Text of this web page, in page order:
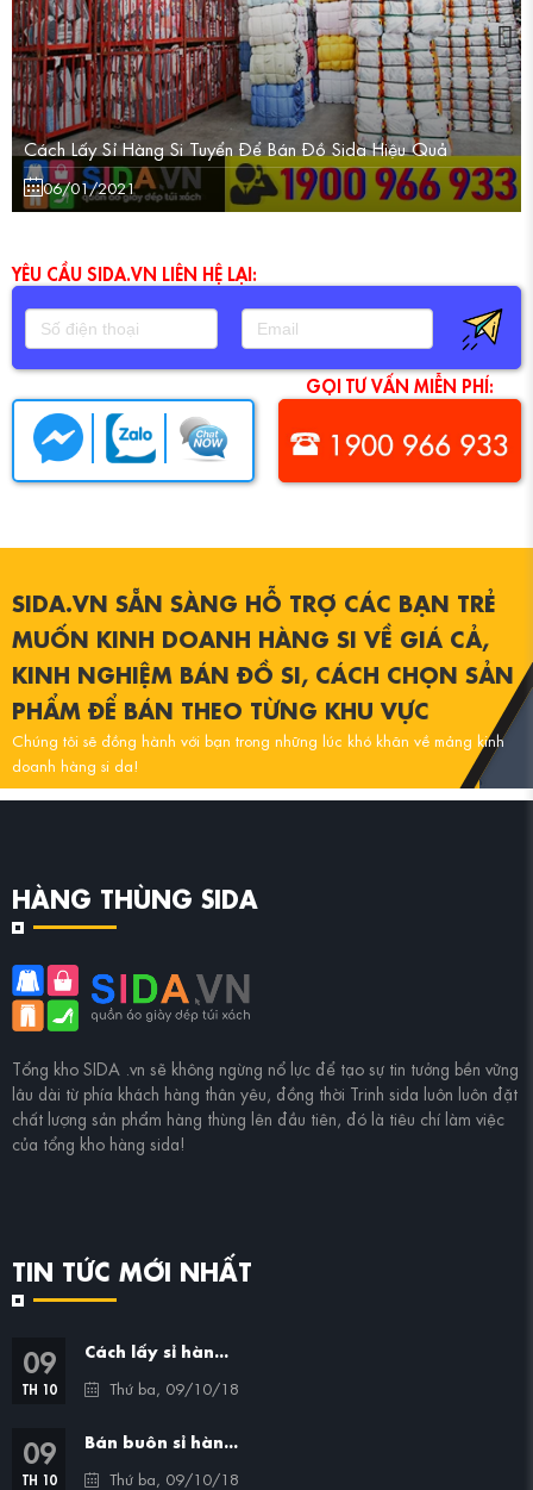
Cách Lấy Sỉ Hàng Si Tuyển Để Bán Đồ Sida Hiệu Quả
06/01/2021
SIDA.VN SẴN SÀNG HỖ TRỢ CÁC BẠN TRẺ
MUỐN KINH DOANH HÀNG SI VỀ GIÁ CẢ,
KINH NGHIỆM BÁN ĐỒ SI, CÁCH CHỌN SẢN
PHẨM ĐỂ BÁN THEO TỪNG KHU VỰC
Chúng tôi sẽ đồng hành với bạn trong những lúc khó khăn về mảng kinh
doanh hàng si da!
LIÊN HỆ CHÚNG TÔI
HÀNG THÙNG SIDA
Tổng kho SIDA .vn sẽ không ngừng nổ lực để tạo sự tin tưởng bền vững
lâu dài từ phía khách hàng thân yêu, đồng thời Trinh sida luôn luôn đặt
chất lượng sản phẩm hàng thùng lên đầu tiên, đó là tiêu chí làm việc
của tổng kho hàng sida!
TIN TỨC MỚI NHẤT
09
TH 10
Cách lấy sỉ hàn...
Thứ ba, 09/10/18
09
TH 10
Bán buôn sỉ hàn...
Thứ ba, 09/10/18